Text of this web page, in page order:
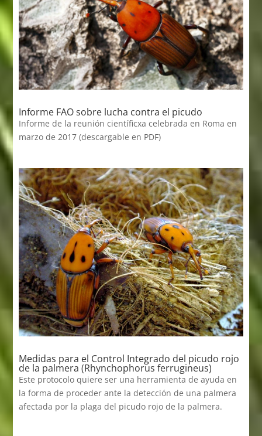
Informe FAO sobre lucha contra el picudo
Informe de la reunión científicxa celebrada en Roma en
marzo de 2017 (descargable en PDF)
Medidas para el Control Integrado del picudo rojo
de la palmera (Rhynchophorus ferrugineus)
Este protocolo quiere ser una herramienta de ayuda en
la forma de proceder ante la detección de una palmera
afectada por la plaga del picudo rojo de la palmera.